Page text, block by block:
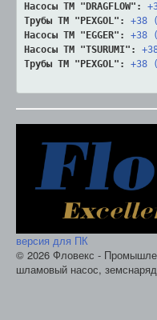
Насосы ТМ "DRAGFLOW":
Трубы ТМ "PEXGOL":
+38
Насосы ТМ "EGGER":
+38
Насосы ТМ "TSURUMI":
Трубы ТМ "PEXGOL":
+38
версия для ПК
© 2026 Фловекс -
шламовый насос,